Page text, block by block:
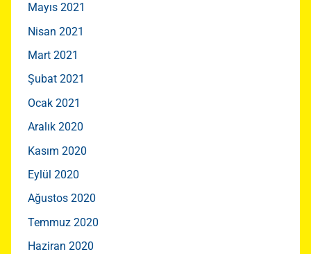
Mayıs 2021
Nisan 2021
Mart 2021
Şubat 2021
Ocak 2021
Aralık 2020
Kasım 2020
Eylül 2020
Ağustos 2020
Temmuz 2020
Haziran 2020